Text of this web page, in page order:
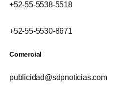
+52-55-5538-5518
+52-55-5530-8671
Comercial
publicidad@sdpnoticias.com